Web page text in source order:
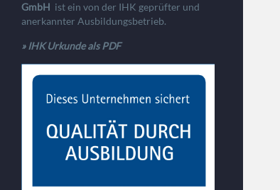
GmbH ist ein von der IHK geprüfter und
anerkannter Ausbildungsbetrieb.
» IHK Urkunde als PDF